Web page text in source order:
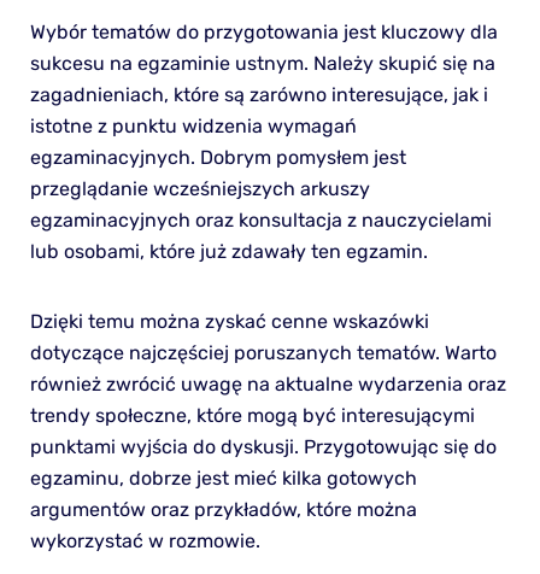
Wybór tematów do przygotowania jest kluczowy dla
sukcesu na egzaminie ustnym. Należy skupić się na
zagadnieniach, które są zarówno interesujące, jak i
istotne z punktu widzenia wymagań
egzaminacyjnych. Dobrym pomysłem jest
przeglądanie wcześniejszych arkuszy
egzaminacyjnych oraz konsultacja z nauczycielami
lub osobami, które już zdawały ten egzamin.
Dzięki temu można zyskać cenne wskazówki
dotyczące najczęściej poruszanych tematów. Warto
również zwrócić uwagę na aktualne wydarzenia oraz
trendy społeczne, które mogą być interesującymi
punktami wyjścia do dyskusji. Przygotowując się do
egzaminu, dobrze jest mieć kilka gotowych
argumentów oraz przykładów, które można
wykorzystać w rozmowie.